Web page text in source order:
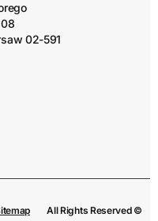
02-591
All Rights Reserved ©